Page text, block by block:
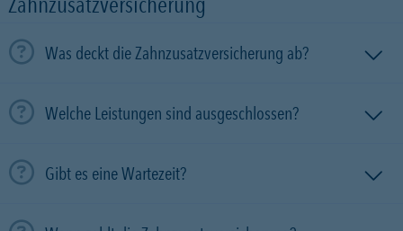
Was deckt die Zahnzusatzversicherung ab?
Welche Leistungen sind ausgeschlossen?
Gibt es eine Wartezeit?